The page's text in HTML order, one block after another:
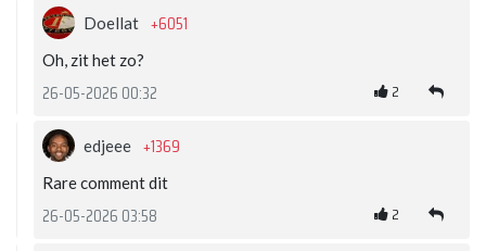
Doellat +6051
Oh, zit het zo?
26-05-2026 00:32 2
edjeee +1369
Rare comment dit
26-05-2026 03:58 2